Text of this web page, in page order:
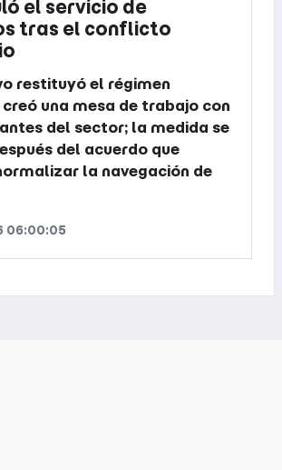
el servicio de
tras el conflicto
restituyó el régimen
una mesa de trabajo con
del sector; la medida se
del acuerdo que
la navegación de
06:00:05